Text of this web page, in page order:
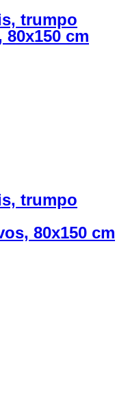
trumpo
cm
trumpo
80x150 cm